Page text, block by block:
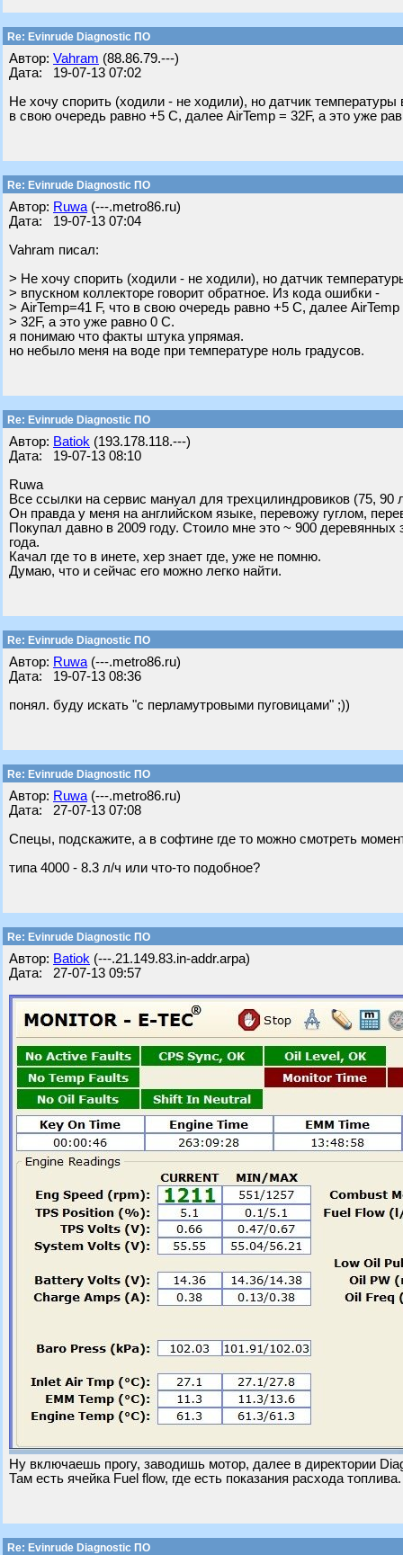
Re: Evinrude Diagnostic ПО
Автор: Vahram (88.86.79.---)
Дата: 19-07-13 07:02
Не хочу спорить (ходили - не ходили), но датчик
в свою очередь равно +5 С, далее AirTemp = 32F, а это уже
Re: Evinrude Diagnostic ПО
Автор: Ruwa (---.metro86.ru)
Дата: 19-07-13 07:04
Vahram писал:
> Не хочу спорить (ходили - не ходили), но датчик
> впускном коллекторе говорит обратное. Из кода ошибки -
> AirTemp=41 F, что в свою очередь равно +5 С, далее AirTemp
> 32F, а это уже равно 0 С.
я понимаю что факты штука упрямая.
но небыло меня на воде при температуре ноль градусов.
Re: Evinrude Diagnostic ПО
Автор: Batiok (193.178.118.---)
Дата: 19-07-13 08:10
Ruwa
Все ссылки на сервис мануал для трехцилиндровиков (75, 90
Он правда у меня на английском языке, перевожу гуглом,
Покупал давно в 2009 году. Стоило мне это ~ 900
года.
Качал где то в инете, хер знает где, уже не помню.
Думаю, что и сейчас его можно легко найти.
Re: Evinrude Diagnostic ПО
Автор: Ruwa (---.metro86.ru)
Дата: 19-07-13 08:36
понял. буду искать "с перламутровыми пуговицами" ;))
Re: Evinrude Diagnostic ПО
Автор: Ruwa (---.metro86.ru)
Дата: 27-07-13 07:08
Спецы, подскажите, а в софтине где то можно смотреть
типа 4000 - 8.3 л/ч или что-то подобное?
Re: Evinrude Diagnostic ПО
Автор: Batiok (---.21.149.83.in-addr.arpa)
Дата: 27-07-13 09:57
Ну включаешь прогу, заводишь мотор, далее в директории
Там есть ячейка Fuel flow, где есть показания расхода топлива.
Re: Evinrude Diagnostic ПО